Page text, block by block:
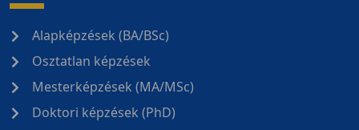
Alapképzések (BA/BSc)
Osztatlan képzések
Mesterképzések (MA/MSc)
Doktori képzések (PhD)